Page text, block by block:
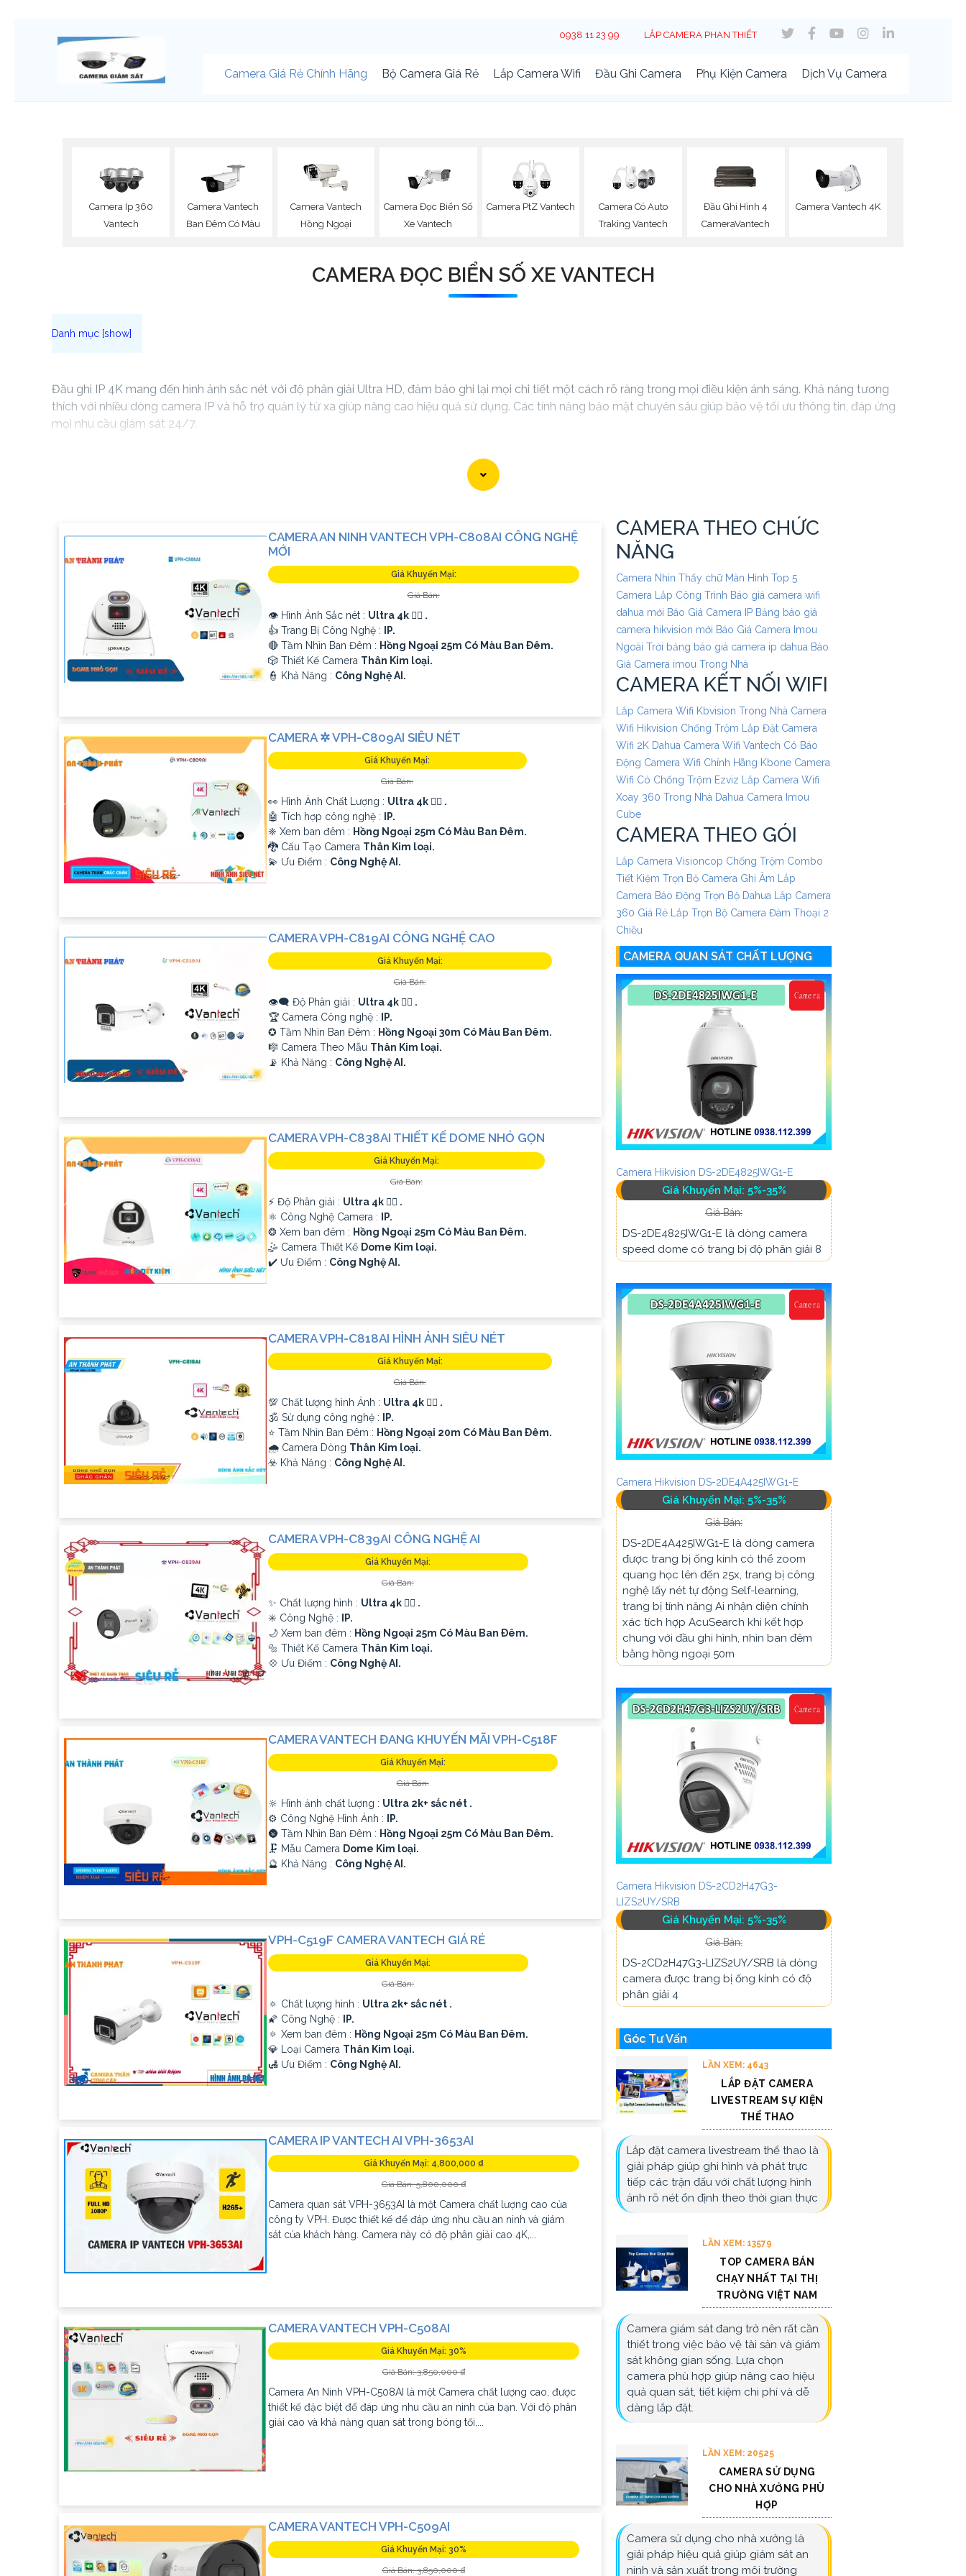
0938 11 23 99 LẮP CAMERA PHAN THIẾT
Camera Giá Rẻ Chính Hãng Bộ Camera Giá Rẻ Lắp Camera Wifi Đầu Ghi Camera Phụ Kiện Camera Dịch Vụ Camera
Camera Ip 360
Vantech
Camera Vantech
Ban Đêm Có Màu
Camera Vantech
Hồng Ngoại
Camera Đọc Biển Số
Xe Vantech
Camera PtZ Vantech
Camera Có Auto
Traking Vantech
Đầu Ghi Hình 4
CameraVantech
Camera Vantech 4K
CAMERA ĐỌC BIỂN SỐ XE VANTECH
Đầu ghi IP 4K mang đến hình ảnh sắc nét với độ phân giải Ultra HD, đảm bảo ghi lại mọi chi tiết một cách rõ ràng trong mọi điều kiện ánh sáng. Khả năng tương
thích với nhiều dòng camera IP và hỗ trợ quản lý từ xa giúp nâng cao hiệu quả sử dụng. Các tính năng bảo mật chuyên sâu giúp bảo vệ tối ưu thông tin, đáp ứng
mọi nhu cầu giám sát 24/7.
CAMERA AN NINH VANTECH VPH-C808AI CÔNG NGHỆ
MỚI
Giá Khuyến Mại:
Giá Bán:
👁 Hình Ảnh Sắc nét : Ultra 4k 👍🏾 .
👍 Trang Bị Công Nghệ :
IP.
🔴 Tầm Nhìn Ban Đêm : Hồng Ngoại 25m Có Màu Ban Ðêm.
🎲 Thiết Kế Camera Thân Kim loại.
️👮 Khả Năng : Công Nghệ AI.
CAMERA ✲ VPH-C809AI SIÊU NÉT
Giá Khuyến Mại:
Giá Bán:
️
👀 Hình Ành Chất Lượng : Ultra 4k 👍🏾 .
🤖️ Tích hợp công nghệ :
IP.
❈ Xem ban đêm : Hồng Ngoại 25m Có Màu Ban Ðêm.
🐉️ Cấu Tạo Camera Thân Kim loại.
️💫 Ưu Điểm : Công Nghệ AI.
CAMERA VPH-C819AI CÔNG NGHỆ CAO
Giá Khuyến Mại:
Giá Bán:
👁️‍🗨 Độ Phân giải : Ultra 4k 👍🏾 .
🏆 Camera Công nghệ : IP.
✪ Tầm Nhìn Ban Đêm : Hồng Ngoại 30m Có Màu Ban Ðêm.
🎼️ Camera Theo Mẫu Thân Kim loại.
️📡 Khả Năng : Công Nghệ AI.
CAMERA VPH-C838AI THIẾT KẾ DOME NHỎ GỌN
Giá Khuyến Mại:
Giá Bán:
️⚡ Độ Phân giải : Ultra 4k 👍🏾 .
⚛️ Công Nghệ Camera :
IP.
❂ Xem ban đêm : Hồng Ngoại 25m Có Màu Ban Ðêm.
🤹 Camera Thiết Kế Dome Kim loại.
️✔️ Ưu Điểm : Công Nghệ AI.
CAMERA VPH-C818AI HÌNH ẢNH SIÊU NÉT
Giá Khuyến Mại:
Giá Bán:
💯 Chất lượng hình Ảnh : Ultra 4k 👍🏾 .
🕉️ Sử dụng công nghệ :
IP.
⭐ Tầm Nhìn Ban Đêm : Hồng Ngoại 20m Có Màu Ban Ðêm.
🌧️ Camera Dòng Thân Kim loại.
️☣️ Khả Năng : Công Nghệ AI.
CAMERA VPH-C839AI CÔNG NGHỆ AI
Giá Khuyến Mại:
Giá Bán:
✨ Chất lượng hình : Ultra 4k 👍🏾 .
✳️ Công Nghệ :
IP.
🌙 Xem ban đêm : Hồng Ngoại 25m Có Màu Ban Ðêm.
🔩 Thiết Kế Camera Thân Kim loại.
️💠 Ưu Điểm : Công Nghệ AI.
CAMERA VANTECH ĐANG KHUYẾN MÃI VPH-C518F
Giá Khuyến Mại:
Giá Bán:
🔆 Hình ảnh chất lượng : Ultra 2k+ sắc nét .
⚙ Công Nghệ Hình Ảnh :
IP.
🌚 Tầm Nhìn Ban Đêm : Hồng Ngoại 25m Có Màu Ban Ðêm.
🗜️ Mẫu Camera Dome Kim loại.
️🔮 Khả Năng : Công Nghệ AI.
VPH-C519F CAMERA VANTECH GIÁ RẺ
Giá Khuyến Mại:
Giá Bán:
🔅 Chất lượng hình : Ultra 2k+ sắc nét .
🌠 Công Nghệ :
IP.
🔅 Xem ban đêm : Hồng Ngoại 25m Có Màu Ban Ðêm.
💎 Loại Camera Thân Kim loại.
️🛃 Ưu Điểm : Công Nghệ AI.
CAMERA IP VANTECH AI VPH-3653AI
Giá Khuyến Mại: 4,800,000 ₫
Giá Bán: 5,800,000 ₫
Camera quan sát VPH-3653AI là một Camera chất lượng cao của
công ty VPH. Được thiết kế để đáp ứng nhu cầu an ninh và giám
sát của khách hàng. Camera này có độ phân giải cao 4K,...
CAMERA VANTECH VPH-C508AI
Giá Khuyến Mại: 30%
Giá Bán: 3,850,000 ₫
Camera An Ninh VPH-C508AI là một Camera chất lượng cao, được
thiết kế đặc biệt để đáp ứng nhu cầu an ninh của bạn. Với độ phân
giải cao và khả năng quan sát trong bóng tối,...
CAMERA VANTECH VPH-C509AI
Giá Khuyến Mại: 30%
Giá Bán: 3,850,000 ₫
CAMERA THEO CHỨC
NĂNG
Camera Nhìn Thấy chữ Màn Hình Top 5
Camera Lắp Công Trình Báo giá camera wifi
dahua mới Báo Giá Camera IP Bảng báo giá
camera hikvision mới Báo Giá Camera Imou
Ngoài Trời bảng báo giá camera ip dahua Báo
Giá Camera imou Trong Nhà
CAMERA KẾT NỐI WIFI
Lắp Camera Wifi Kbvision Trong Nhà Camera
Wifi Hikvision Chống Trộm
Lắp Đặt Camera
Wifi 2K Dahua Camera Wifi Vantech Có Báo
Động Camera Wifi Chính Hãng Kbone Camera
Wifi Có Chống Trộm Ezviz
Lắp Camera Wifi
Xoay 360 Trong Nhà Dahua Camera Imou
Cube
CAMERA THEO GÓI
Lắp Camera Visioncop Chống Trộm Combo
Tiết Kiệm Trọn Bộ Camera Ghi Âm
Lắp
Camera Báo Động Trọn Bộ Dahua
Lắp Camera
360 Giá Rẻ
Lắp Trọn Bộ Camera Đàm Thoại 2
Chiều
CAMERA QUAN SÁT CHẤT LƯỢNG
Camera Hikvision DS-2DE4825IWG1-E
Giá Khuyến Mại: 5%-35%
Giá Bán:
DS-2DE4825IWG1-E là dòng camera
speed dome có trang bị độ phân giải 8
Camera Hikvision DS-2DE4A425IWG1-E
Giá Khuyến Mại: 5%-35%
Giá Bán:
DS-2DE4A425IWG1-E là dòng camera
được trang bị ống kính có thể zoom
quang học lên đến 25x, trang bị công
nghệ lấy nét tự động Self-learning,
trang bị tính năng Ai nhận diện chính
xác tích hợp AcuSearch khi kết hợp
chung với đầu ghi hình, nhìn ban đêm
bằng hồng ngoại 50m
Camera Hikvision DS-2CD2H47G3-
LIZS2UY/SRB
Giá Khuyến Mại: 5%-35%
Giá Bán:
DS-2CD2H47G3-LIZS2UY/SRB là dòng
camera được trang bị ống kính có độ
phân giải 4
Góc Tư Vấn
LẦN XEM: 4643
LẮP ĐẶT CAMERA
LIVESTREAM SỰ KIỆN
THỂ THAO
Lắp đặt camera livestream thể thao là
giải pháp giúp ghi hình và phát trực
tiếp các trận đấu với chất lượng hình
ảnh rõ nét ổn định theo thời gian thực
LẦN XEM: 13579
TOP CAMERA BÁN
CHẠY NHẤT TẠI THỊ
TRƯỜNG VIỆT NAM
Camera giám sát đang trở nên rất cần
thiết trong việc bảo vệ tài sản và giám
sát không gian sống. Lựa chọn
camera phù hợp giúp nâng cao hiệu
quả quan sát, tiết kiệm chi phí và dễ
dàng lắp đặt.
LẦN XEM: 20525
CAMERA SỬ DỤNG
CHO NHÀ XƯỞNG PHÙ
HỢP
Camera sử dụng cho nhà xưởng là
giải pháp hiệu quả giúp giám sát an
ninh và sản xuất trong môi trường